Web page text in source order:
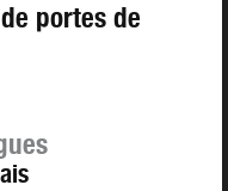
portes de